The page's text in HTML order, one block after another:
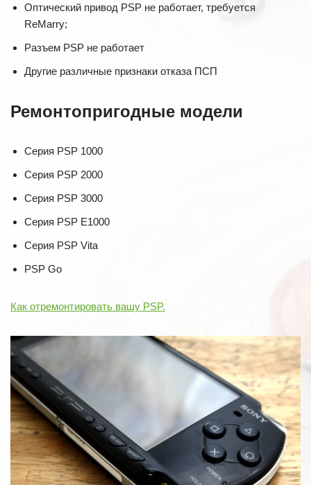
Оптический привод PSP не работает, требуется
ReMarry;
Разъем PSP не работает
Другие различные признаки отказа ПСП
Ремонтопригодные модели
Серия PSP 1000
Серия PSP 2000
Серия PSP 3000
Серия PSP E1000
Серия PSP Vita
PSP Go
Как отремонтировать вашу PSP.